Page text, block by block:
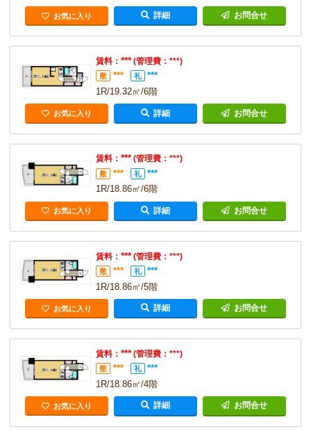
お気に入り 詳細 お問合せ
賃料： ***(管理費：***)
敷 *** 礼
***
1R/19.32㎡/6階
お気に入り 詳細 お問合せ
賃料： ***(管理費：***)
敷 *** 礼
***
1R/18.86㎡/6階
お気に入り 詳細 お問合せ
賃料： ***(管理費：***)
敷 *** 礼
***
1R/18.86㎡/5階
お気に入り 詳細 お問合せ
賃料： ***(管理費：***)
敷 *** 礼
***
1R/18.86㎡/4階
お気に入り 詳細 お問合せ